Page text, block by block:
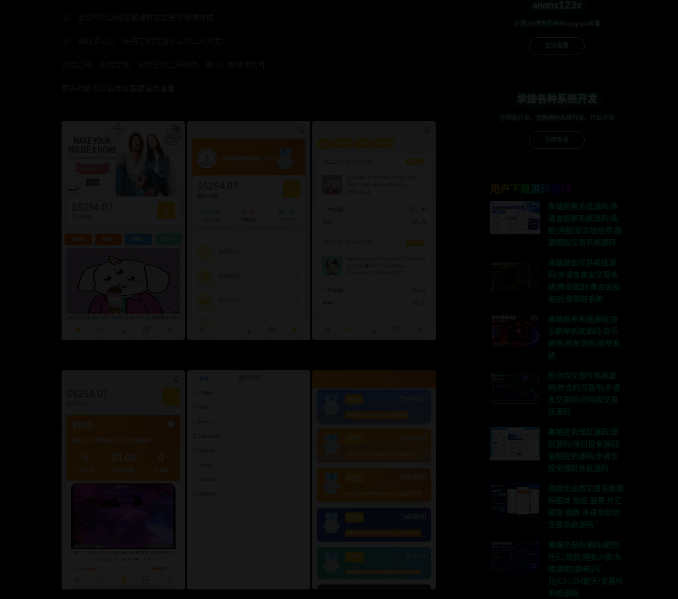
anons123x
开通VIP或充值联系Telegram客服
立即查看
承接各种系统开发
区块链开发，金融理财系统开发，行业不限
立即查看
用户下载源码排行
高端股票系统源码|多
语言股票系统源码|美
股|港股|新加坡股票|股
票模拟交易系统源码
高端黄金交易系统源
码|多语言黄金交易系
统|黄金理财|黄金金投
资|投资理财系统
高端刷单系统源码|音
乐刷单系统源码|音乐
刷单|刷单源码|刷单系
统
秒合约交易所系统源
码|秒合约交易所|多语
言交易所|时间盘交易
所源码
高端投资理财源码|理
财源码|项目投资源码|
金融投资源码|多语言
投资理财系统源码
高端全品类交易系统源
码跟单 加密 股票 外汇
期货 指数 多语言综合
交易系统源码
高端交易所源码|期货|
外汇|美股|港股|A股|永
续|期权|跟单|闪
兑|C2C|IM聊天|交易所
系统源码